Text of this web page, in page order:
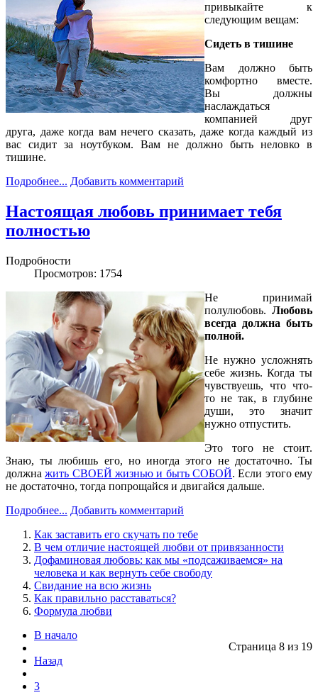
привыкайте к
следующим вещам:
Сидеть в тишине
Вам должно быть
комфортно вместе.
Вы должны
наслаждаться
компанией друг
друга, даже когда вам нечего сказать, даже когда каждый из
вас сидит за ноутбуком. Вам не должно быть неловко в
тишине.
Подробнее... Добавить комментарий
Настоящая любовь принимает тебя
полностью
Подробности
Просмотров: 1754
Не принимай
полулюбовь. Любовь
всегда должна быть
полной.
Не нужно усложнять
себе жизнь. Когда ты
чувствуешь, что что-
то не так, в глубине
души, это значит
нужно отпустить.
Это того не стоит.
Знаю, ты любишь его, но иногда этого не достаточно. Ты
должнажить СВОЕЙ жизнью и быть СОБОЙ. Если этого ему
не достаточно, тогда попрощайся и двигайся дальше.
Подробнее... Добавить комментарий
Как заставить его скучать по тебе
В чем отличие настоящей любви от привязанности
Дофаминовая любовь: как мы «подсаживаемся» на
человека и как вернуть себе свободу
Свидание на всю жизнь
Как правильно расставаться?
Формула любви
Страница 8 из 19
В начало
Назад
3